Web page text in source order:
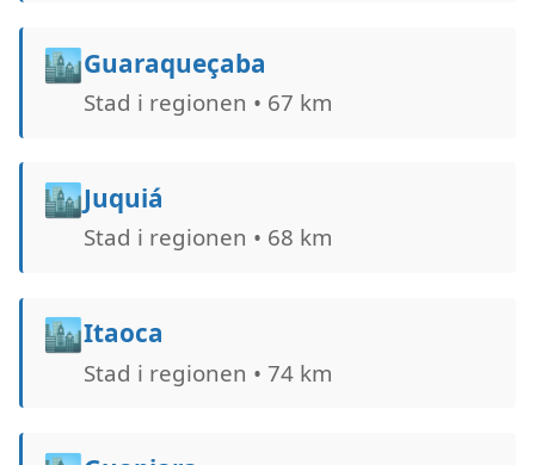
🏙️Guaraqueçaba
Stad i regionen • 67 km
🏙️Juquiá
Stad i regionen • 68 km
🏙️Itaoca
Stad i regionen • 74 km